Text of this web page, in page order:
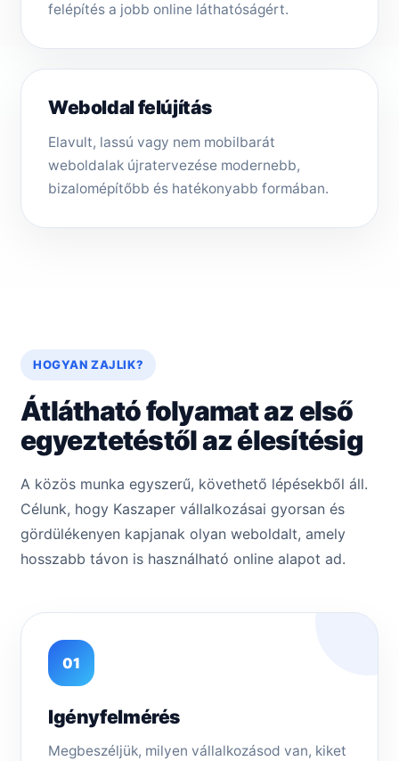
felépítés a jobb online láthatóságért.
Weboldal felújítás
Elavult, lassú vagy nem mobilbarát
weboldalak újratervezése modernebb,
bizalomépítőbb és hatékonyabb formában.
HOGYAN ZAJLIK?
Átlátható folyamat az első
egyeztetéstől az élesítésig
A közös munka egyszerű, követhető lépésekből áll.
Célunk, hogy Kaszaper vállalkozásai gyorsan és
gördülékenyen kapjanak olyan weboldalt, amely
hosszabb távon is használható online alapot ad.
01
Igényfelmérés
Megbeszéljük, milyen vállalkozásod van, kiket